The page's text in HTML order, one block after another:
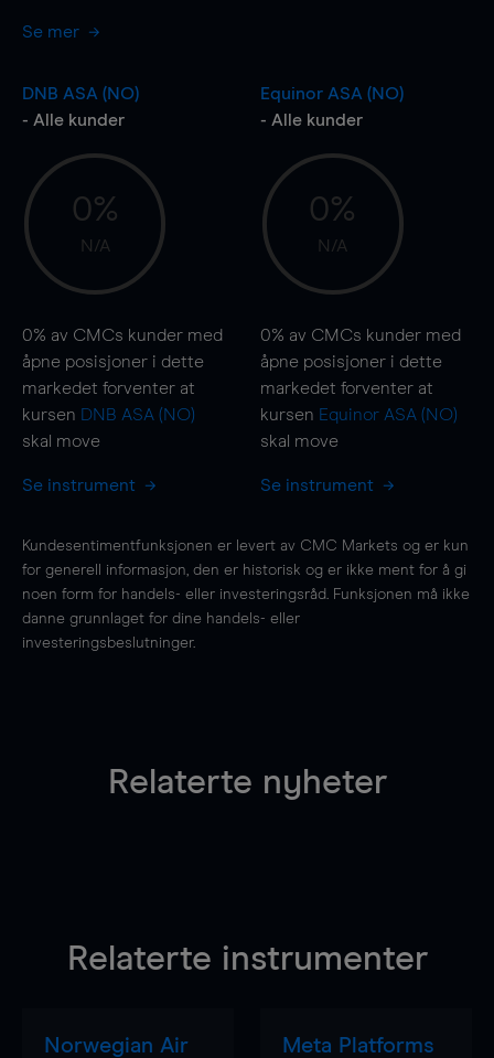
Se mer
DNB ASA (NO)
- Alle kunder
0%
N/A
0% av CMCs kunder med
åpne posisjoner i dette
markedet forventer at
kursen DNB ASA (NO)
skal move
Se instrument
Equinor ASA (NO)
- Alle kunder
0%
N/A
0% av CMCs kunder med
åpne posisjoner i dette
markedet forventer at
kursen Equinor ASA (NO)
skal move
Se instrument
Kundesentimentfunksjonen er levert av CMC Markets og er kun
for generell informasjon, den er historisk og er ikke ment for å gi
noen form for handels- eller investeringsråd. Funksjonen må ikke
danne grunnlaget for dine handels- eller
investeringsbeslutninger.
Relaterte nyheter
Relaterte instrumenter
Norwegian Air
Meta Platforms